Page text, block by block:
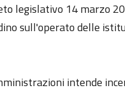
legislativo 14 marzo
sull'operato delle
intende